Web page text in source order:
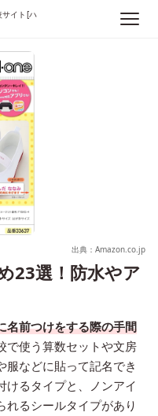
サイト[ハ
出典：Amazon.co.jp
23選！防水やア
名前つけをする際の手間
で使う算数セットや文房
服などに貼って記名でき
けるタイプと、ノンアイ
れるシールタイプがあり